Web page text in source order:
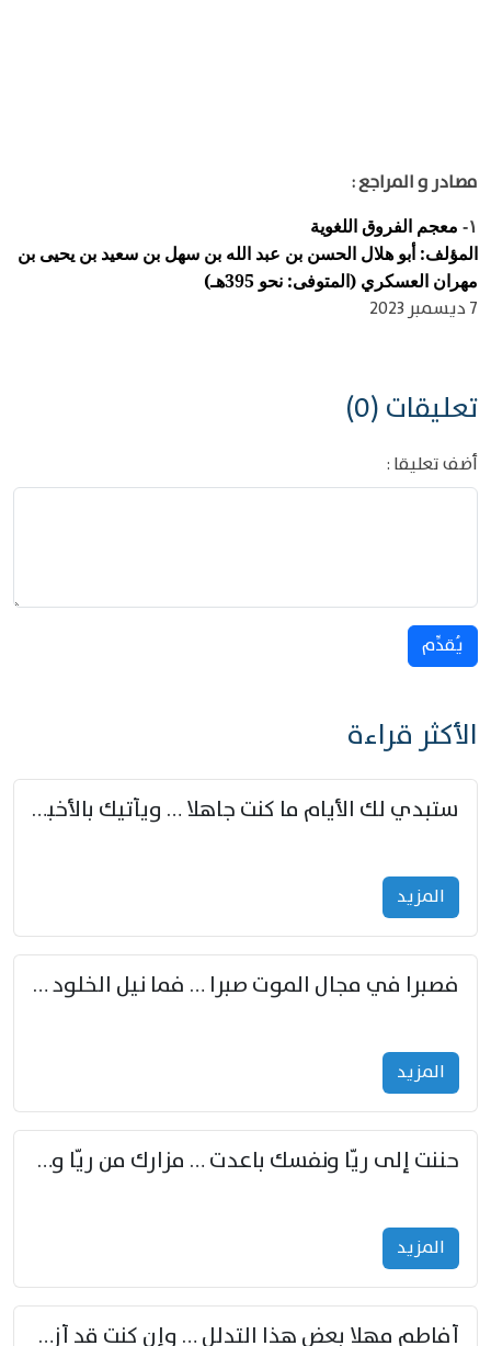
مصادر و المراجع :
١-
معجم الفروق اللغوية
المؤلف: أبو هلال الحسن بن عبد الله بن سهل بن سعيد بن يحيى بن
مهران العسكري (المتوفى: نحو 395هـ)
7 ديسمبر 2023
تعليقات (0)
أضف تعليقا :
يُقدِّم
الأكثر قراءة
ستبدي لك الأيام ما كنت جاهلا … ويأتيك بالأخبار من لم تزوّد
المزید
فصبرا في مجال الموت صبرا … فما نيل الخلود بمستطاع
المزید
حننت إلى ريّا ونفسك باعدت … مزارك من ريّا وشعباكما معا
المزید
أفاطم مهلا بعض هذا التدلل … وإن كنت قد أزمعت صرمي فأجملي